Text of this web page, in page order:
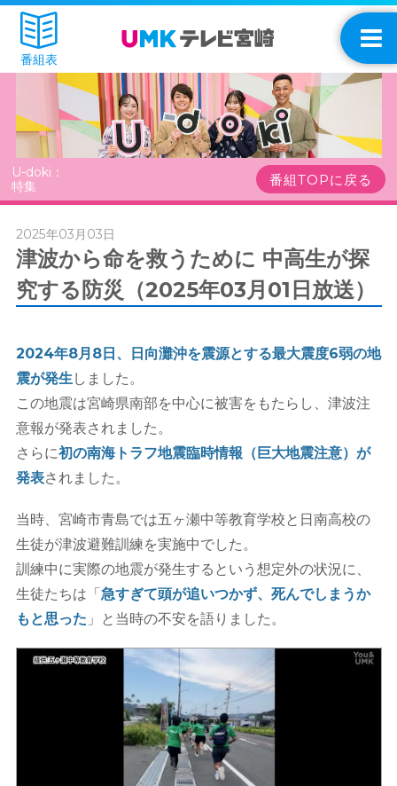
番組表
U-doki：
特集
番組TOPに戻る
2025年03月03日
津波から命を救うために 中高生が探
究する防災（2025年03月01日放送）
2024年8月8日、日向灘沖を震源とする最大震度6弱の地
震が発生しました。
この地震は宮崎県南部を中心に被害をもたらし、津波注
意報が発表されました。
さらに初の南海トラフ地震臨時情報（巨大地震注意）が
発表されました。
当時、宮崎市青島では五ヶ瀬中等教育学校と日南高校の
生徒が津波避難訓練を実施中でした。
訓練中に実際の地震が発生するという想定外の状況に、
生徒たちは「 急すぎて頭が追いつかず、死んでしまうか
もと思った 」と当時の不安を語りました。